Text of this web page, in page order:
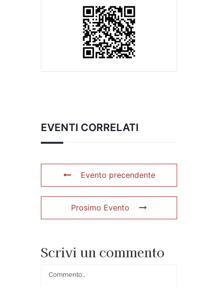
EVENTI CORRELATI
Evento precendente
Prosimo Evento
Scrivi un commento
Commento